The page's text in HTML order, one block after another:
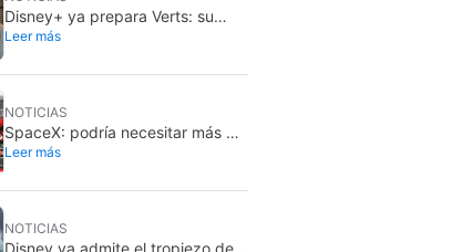
Disney+ ya prepara Verts: su
nuevo feed vertical con TikTok
Leer más
NOTICIAS
SpaceX: podría necesitar más de
dos millones de GPU Rubin de
Leer más
NOTICIAS